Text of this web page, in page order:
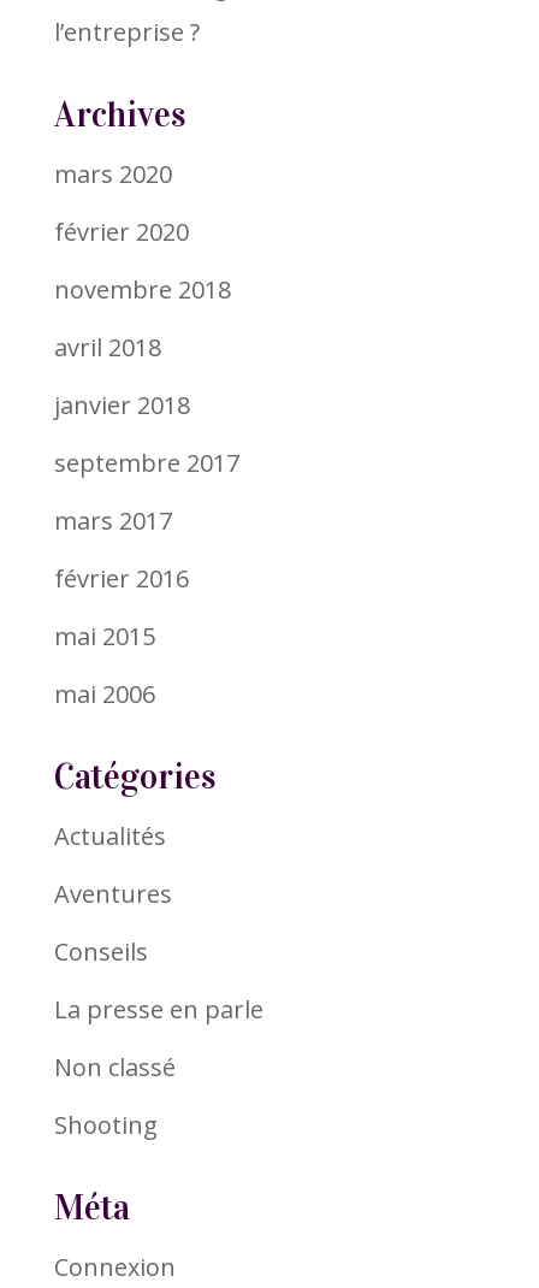
l’entreprise ?
Archives
mars 2020
février 2020
novembre 2018
avril 2018
janvier 2018
septembre 2017
mars 2017
février 2016
mai 2015
mai 2006
Catégories
Actualités
Aventures
Conseils
La presse en parle
Non classé
Shooting
Méta
Connexion